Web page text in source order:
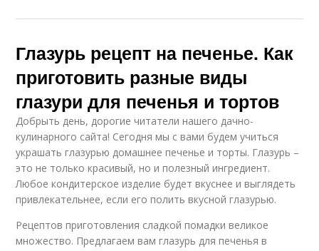
Глазурь рецепт на печенье. Как
приготовить разные виды
глазури для печенья и тортов
Добрыть день, дорогие читатели нашего дачно-
кулинарного сайта! Сегодня мы с вами будем учиться
украшать глазурью домашнее печенье и торты. Глазурь –
это не только красивый, но и полезный ингредиент.
Любое кондитерское изделие будет вкуснее и выглядеть
привлекательнее, если его полить вкусной глазурью.
Рецептов приготовления сладкой помадки великое
множество. Предлагаем вам глазурь для печенья в